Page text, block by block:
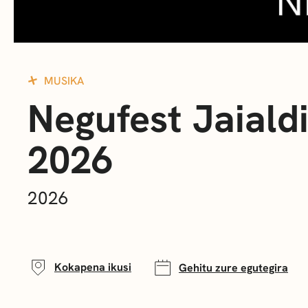
MUSIKA
Negufest
2026
2026
Kokapena ikusi Gehitu zure egutegira